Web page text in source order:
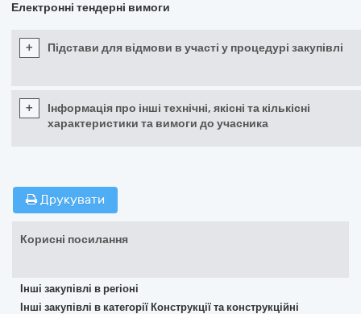
Електронні тендерні вимоги
+ Підстави для відмови в участі у процедурі закупівлі
+
Інформація про інші технічні, якісні та кількісні
характеристики та вимоги до учасника
Друкувати
Корисні посилання
Інші закупівлі в регіоні
Інші закупівлі в категорії Конструкції та конструкційні